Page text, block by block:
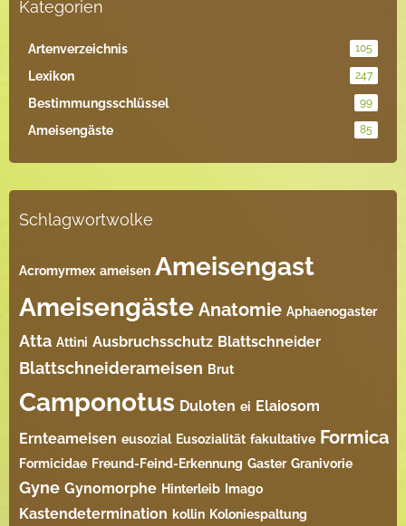
Kategorien
Artenverzeichnis 105
Lexikon 247
Bestimmungsschlüssel 99
Ameisengäste 85
Schlagwortwolke
Acromyrmex ameisen Ameisengast
Ameisengäste Anatomie Aphaenogaster
Atta Attini Ausbruchsschutz Blattschneider
Blattschneiderameisen Brut
Camponotus Duloten ei Elaiosom
Ernteameisen eusozial Eusozialität fakultative Formica
Formicidae Freund-Feind-Erkennung Gaster Granivorie
Gyne Gynomorphe Hinterleib Imago
Kastendetermination kollin Koloniespaltung